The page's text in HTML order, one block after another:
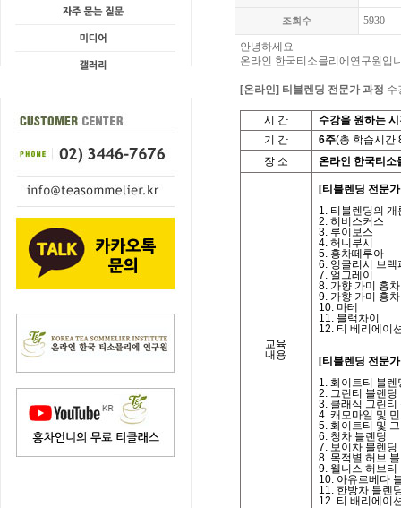
조회수 5930
안녕하세요
온라인 한국티소믈리에연구원입
[온라인] 티블렌딩 전문가 과정 수
시 간
수강을 원하는
기
간 6주(총 학습시간
장 소
온라인 한국티소
교육
내용
[티블렌딩 전문
1. 티블렌딩의 개
2. 히비스커스
3. 루이보스
4. 허니부시
5. 홍차떼루아
6. 잉글리시 브랙
7. 얼그레이
8. 가향 가미 홍차
9. 가향 가미 홍차
10. 마테
11. 블랙차이
12. 티 베리에이
[티블렌딩 전문
1. 화이트티 블렌
2. 그린티 블렌딩
3. 클래식 그린티
4. 캐모마일 및
5. 화이트티 및
6. 청차 블렌딩
7. 보이차 블렌딩
8. 목적별 허브
9. 웰니스 허브티
10. 아유르베다
11. 한방차 블렌
12. 티 배리에이